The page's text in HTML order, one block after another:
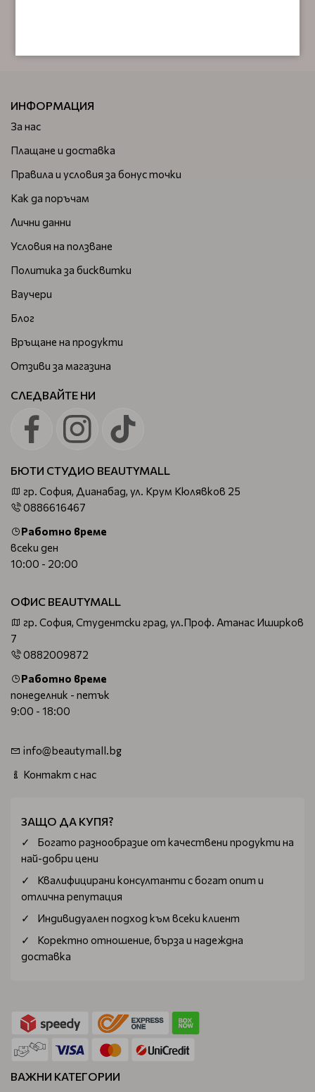
ИНФОРМАЦИЯ
За нас
Плащане и доставка
Правила и условия за бонус точки
Как да поръчам
Лични данни
Условия на ползване
Политика за бисквитки
Ваучери
Блог
Връщане на продукти
Отзиви за магазина
СЛЕДВАЙТЕ НИ
БЮТИ СТУДИО BEAUTYMALL
гр. София, Дианабад, ул. Крум Кюлявков 25
0886616467
Работно време
всеки ден
10:00 - 20:00
ОФИС BEAUTYMALL
гр. София, Студентски град, ул.Проф. Атанас Иширков
7
0882009872
Работно време
понеделник - петък
9:00 - 18:00
info@beautymall.bg
Контакт с нас
ЗАЩО ДА КУПЯ?
Богатo разнообразие от качествени продукти на
най-добри цени
Квалифицирани консултанти с богат опит и
отлична репутация
Индивидуален подход към всеки клиент
Коректно отношение, бърза и надеждна
доставка
ВАЖНИ КАТЕГОРИИ